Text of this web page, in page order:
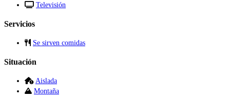
Televisión
Servicios
Se sirven comidas
Situación
Aislada
Montaña